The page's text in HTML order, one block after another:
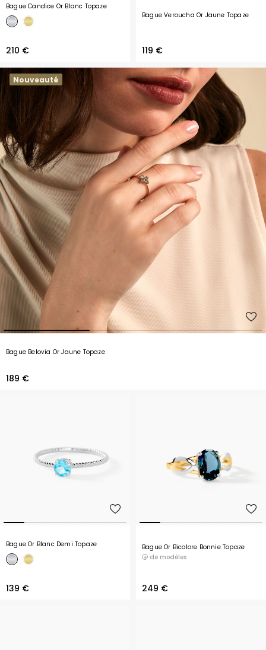
Bague Candice Or Blanc Topaze
210 €
Bague Veroucha Or Jaune Topaze
119 €
Nouveauté
Bague Belovia Or Jaune Topaze
189 €
Bague Or Blanc Demi Topaze
139 €
Bague Or Bicolore Bonnie Topaze
de modèles
249 €